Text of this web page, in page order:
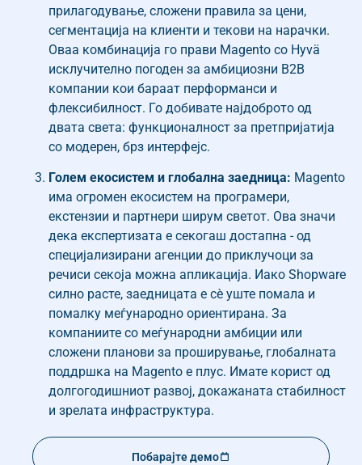
прилагодување, сложени правила за цени,
сегментација на клиенти и текови на нарачки.
Оваа комбинација го прави Magento со Hyvä
исклучително погоден за амбициозни B2B
компании кои бараат перформанси и
флексибилност. Го добивате најдоброто од
двата света: функционалност за претпријатија
со модерен, брз интерфејс.
Голем екосистем и глобална заедница: Magento
има огромен екосистем на програмери,
екстензии и партнери ширум светот. Ова значи
дека експертизата е секогаш достапна - од
специјализирани агенции до приклучоци за
речиси секоја можна апликација. Иако Shopware
силно расте, заедницата е сè уште помала и
помалку меѓународно ориентирана. За
компаниите со меѓународни амбиции или
сложени планови за проширување, глобалната
поддршка на Magento е плус. Имате корист од
долгогодишниот развој, докажаната стабилност
и зрелата инфраструктура.
Побарајте демо